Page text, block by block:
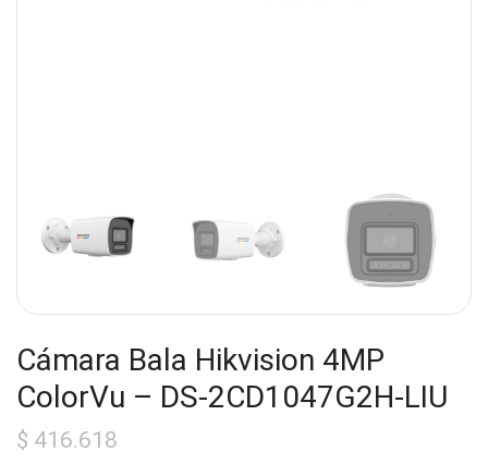
Cámara Bala Hikvision 4MP
ColorVu – DS-2CD1047G2H-LIU
$ 416.618